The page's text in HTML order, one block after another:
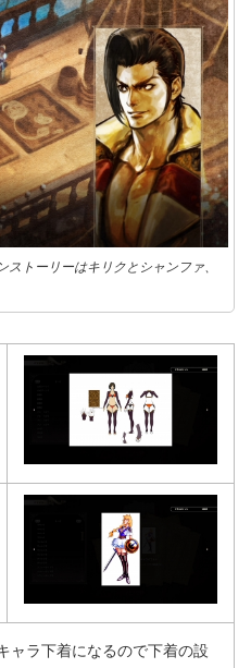
トーリーはキリクとシャンファ、
ャラ下着になるので下着の設